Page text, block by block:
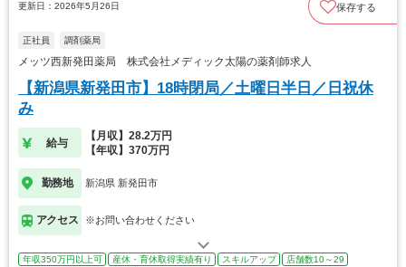
更新日：2026年5月26日 保存する
正社員 調剤薬局
メッツ西新発田薬局 株式会社メディック太陽の薬剤師求人
【新潟県新発田市】18時閉局／土曜日半日／日祝休
み
給与
【月収】28.2万円
【年収】370万円
勤務地 新潟県 新発田市
アクセス ※お問い合わせください
年収350万円以上可 産休・育休取得実績有り スキルアップ
店舗数10～29